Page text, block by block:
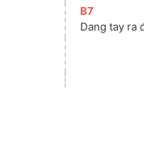
[B7
Dang tay ra